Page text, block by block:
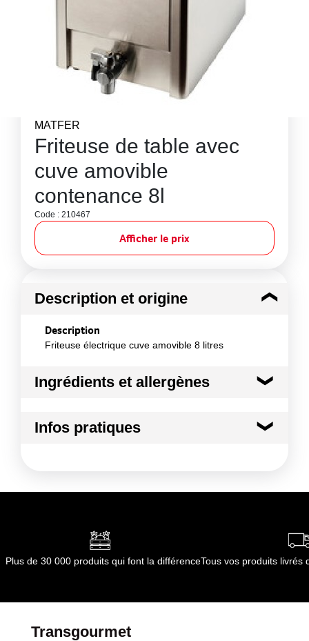
MATFER
Friteuse de table avec
cuve amovible
contenance 8l
Code : 210467
Afficher le prix
Description et origine
Description
Friteuse électrique cuve amovible 8 litres
Ingrédients et allergènes
Matière : Acier inoxydable
Infos pratiques
Conditions de stockage après ouverture
Durée totale du produit :
Conformément aux informations transmises
par le(s) fournisseur(s) de Transgourmet
Plus de 30 000 produits qui font la différenceTous vos produits livrés
Transgourmet